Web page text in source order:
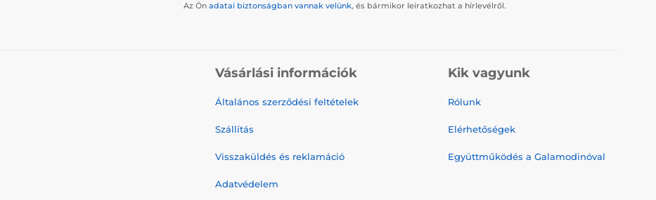
Az Ön adatai biztonságban vannak velünk, és bármikor leiratkozhat a hírlevélről.
Vásárlási információk
Általános szerződési feltételek
Szállítás
Visszaküldés és reklamáció
Adatvédelem
Kik vagyunk
Rólunk
Elérhetőségek
Együttműködés a Galamodinóval